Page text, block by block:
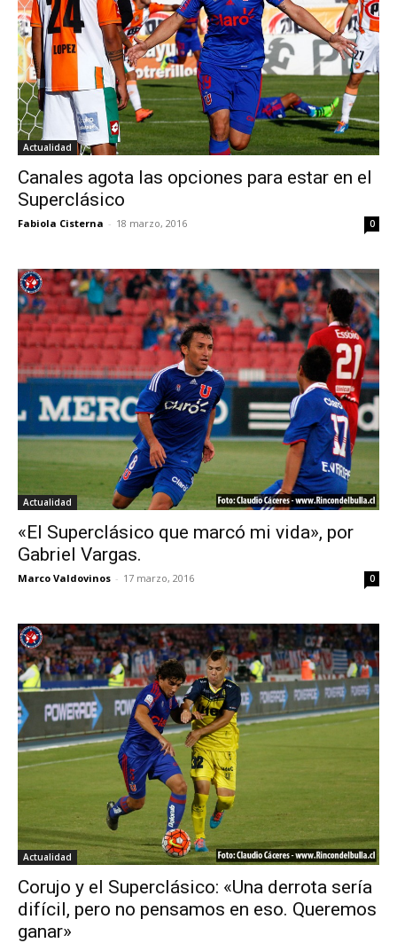
Actualidad
Canales agota las opciones para estar en el
Superclásico
Fabiola Cisterna - 18 marzo, 2016 0
Actualidad
«El Superclásico que marcó mi vida», por
Gabriel Vargas.
Marco Valdovinos - 17 marzo, 2016 0
Actualidad
Corujo y el Superclásico: «Una derrota sería
difícil, pero no pensamos en eso. Queremos
ganar»